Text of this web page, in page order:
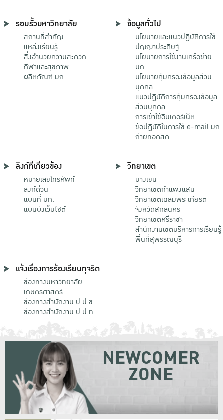
รอบรั้วมหาวิทยาลัย
สถานที่สำคัญ
แหล่งเรียนรู้
สิ่งอำนวยความสะดวก
กีฬาและสุขภาพ
ผลิตภัณฑ์ มก.
ข้อมูลทั่วไป
นโยบายและแนวปฏิบัติการใช้
ปัญญาประดิษฐ์
นโยบายการใช้งานเครือข่าย
มก.
นโยบายคุ้มครองข้อมูลส่วน
บุคคล
แนวปฏิบัติการคุ้มครองข้อมูล
ส่วนบุคคล
การเข้าใช้อินเตอร์เน็ต
ข้อปฏิบัติในการใช้ e-mail มก.
ถ่ายทอดสด
ลิงก์ที่เกี่ยวข้อง
หมายเลขโทรศัพท์
ลิงก์ด่วน
แผนที่ มก.
แผนผังเว็บไซต์
วิทยาเขต
บางเขน
วิทยาเขตกําแพงแสน
วิทยาเขตเฉลิมพระเกียรติ
จังหวัดสกลนคร
วิทยาเขตศรีราชา
สำนักงานเขตบริหารการเรียนรู้
พื้นที่สุพรรณบุรี
แจ้งเรื่องการร้องเรียนทุจริต
ช่องทางมหาวิทยาลัย
เกษตรศาสตร์
ช่องทางสำนักงาน ป.ป.ช.
ช่องทางสำนักงาน ป.ป.ท.
NEWCOMER
ZONE